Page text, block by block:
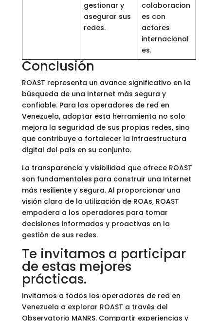
gestionar y
asegurar sus
redes.
colaboracion
es con
actores
internacional
es.
Conclusión
ROAST representa un avance significativo en la
búsqueda de una Internet más segura y
confiable. Para los operadores de red en
Venezuela, adoptar esta herramienta no solo
mejora la seguridad de sus propias redes, sino
que contribuye a fortalecer la infraestructura
digital del país en su conjunto.
La transparencia y visibilidad que ofrece ROAST
son fundamentales para construir una Internet
más resiliente y segura. Al proporcionar una
visión clara de la utilización de ROAs, ROAST
empodera a los operadores para tomar
decisiones informadas y proactivas en la
gestión de sus redes.
Te invitamos a participar
de estas mejores
prácticas.
Invitamos a todos los operadores de red en
Venezuela a explorar ROAST a través del
Observatorio MANRS. Compartir experiencias y